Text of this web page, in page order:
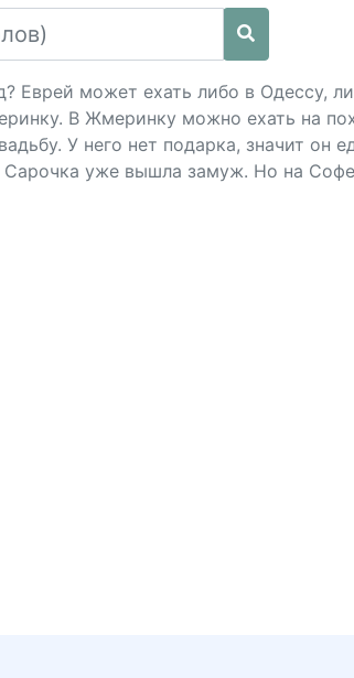
Еврей может ехать либо в Одессу,
В Жмеринку можно ехать на
У него нет подарка, значит он
уже вышла замуж. Но на